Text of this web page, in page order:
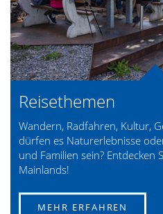
Reisethemen
Wandern, Radfahren, Kultur,
dürfen es Naturerlebnisse
und Familien sein? Entdecken
Mainlands!
MEHR ERFAHREN